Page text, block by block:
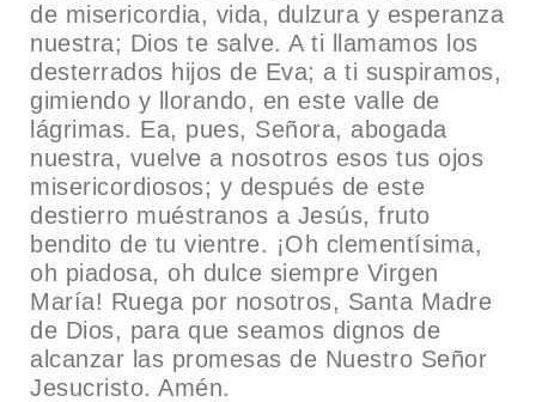
de misericordia, vida, dulzura y esperanza
nuestra; Dios te salve. A ti llamamos los
desterrados hijos de Eva; a ti suspiramos,
gimiendo y llorando, en este valle de
lágrimas. Ea, pues, Señora, abogada
nuestra, vuelve a nosotros esos tus ojos
misericordiosos; y después de este
destierro muéstranos a Jesús, fruto
bendito de tu vientre. ¡Oh clementísima,
oh piadosa, oh dulce siempre Virgen
María! Ruega por nosotros, Santa Madre
de Dios, para que seamos dignos de
alcanzar las promesas de Nuestro Señor
Jesucristo. Amén.